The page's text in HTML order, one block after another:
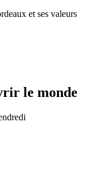
et ses valeurs
le monde